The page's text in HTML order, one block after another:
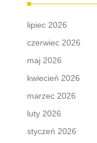
lipiec 2026
czerwiec 2026
maj 2026
kwiecień 2026
marzec 2026
luty 2026
styczeń 2026